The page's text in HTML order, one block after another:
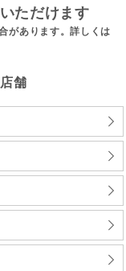
ただけます
があります。詳しくは
舗